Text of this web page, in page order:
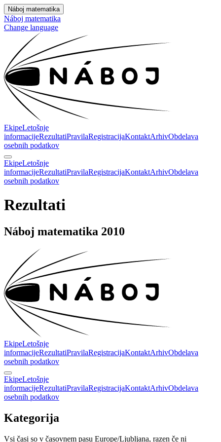
Náboj matematika
Náboj matematika
Change language
EkipeLetošnje
informacijeRezultatiPravilaRegistracijaKontaktArhivObdelava
osebnih podatkov
EkipeLetošnje
informacijeRezultatiPravilaRegistracijaKontaktArhivObdelava
osebnih podatkov
Rezultati
Náboj matematika 2010
EkipeLetošnje
informacijeRezultatiPravilaRegistracijaKontaktArhivObdelava
osebnih podatkov
EkipeLetošnje
informacijeRezultatiPravilaRegistracijaKontaktArhivObdelava
osebnih podatkov
Kategorija
Vsi časi so v časovnem pasu Europe/Ljubljana, razen če ni